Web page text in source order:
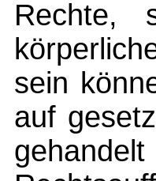
Rechte,
sein
auf